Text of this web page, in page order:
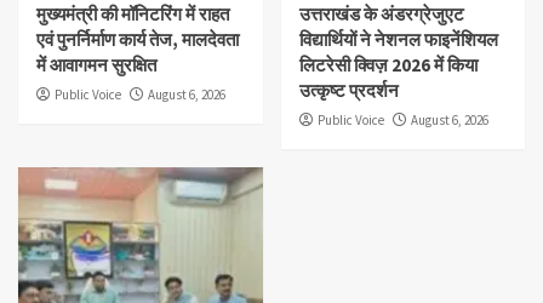
मुख्यमंत्री की मॉनिटरिंग में राहत
एवं पुनर्निर्माण कार्य तेज, मालदेवता
में आवागमन सुरक्षित
Public Voice August 6, 2026
उत्तराखंड के अंडरग्रेजुएट
विद्यार्थियों ने नेशनल फाइनेंशियल
लिटरेसी क्विज़ 2026 में किया
उत्कृष्ट प्रदर्शन
Public Voice August 6, 2026